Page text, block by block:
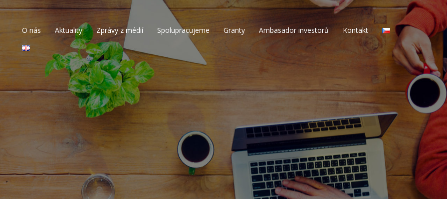
O nás Aktuality Zprávy z médií Spolupracujeme Granty Ambasador investorů Kontakt